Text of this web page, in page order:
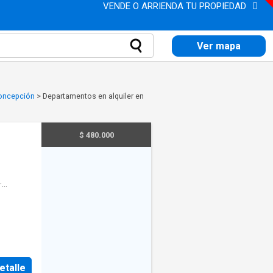
VENDE O ARRIENDA TU PROPIEDAD
Ver mapa
> Departamentos en alquiler en
·
$ 480.000